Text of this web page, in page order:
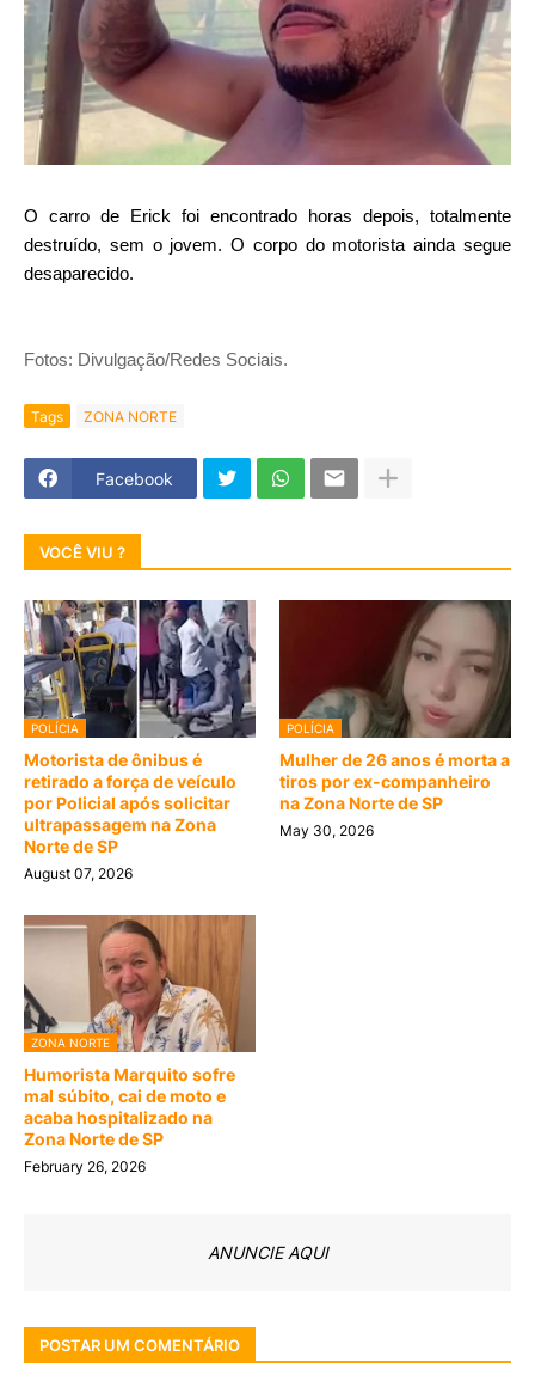
O carro de Erick foi encontrado horas depois, totalmente
destruído, sem o jovem. O corpo do motorista ainda segue
desaparecido.
Fotos: Divulgação/Redes Sociais.
Tags ZONA NORTE
Facebook
VOCÊ VIU ?
POLÍCIA
Motorista de ônibus é
retirado a força de veículo
por Policial após solicitar
ultrapassagem na Zona
Norte de SP
August 07, 2026
POLÍCIA
Mulher de 26 anos é morta a
tiros por ex-companheiro
na Zona Norte de SP
May 30, 2026
ZONA NORTE
Humorista Marquito sofre
mal súbito, cai de moto e
acaba hospitalizado na
Zona Norte de SP
February 26, 2026
ANUNCIE AQUI
POSTAR UM COMENTÁRIO